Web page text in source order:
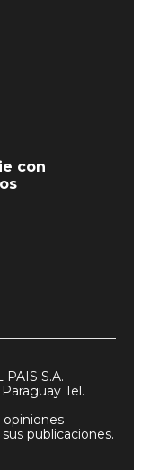
con
S.A.
Tel.
opiniones
publicaciones.